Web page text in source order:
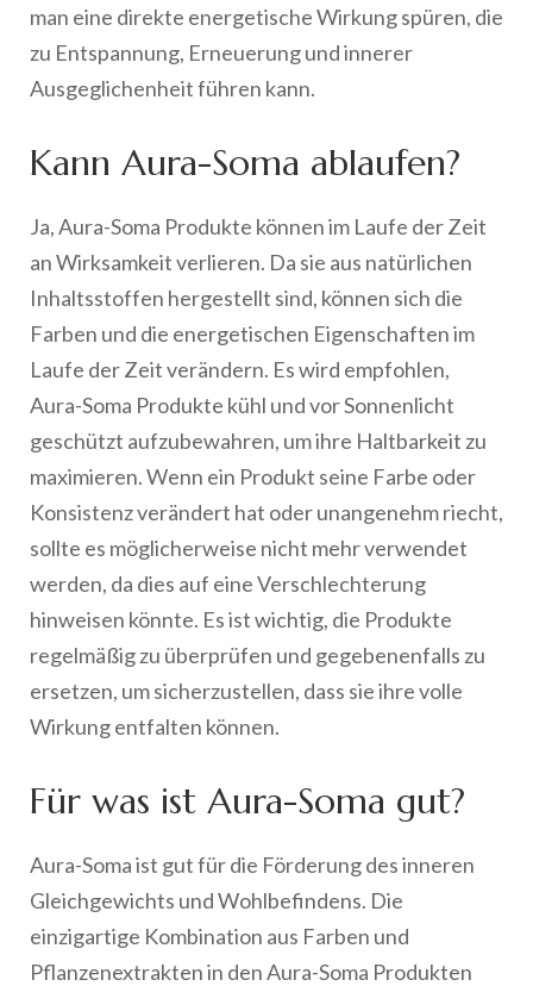
man eine direkte energetische Wirkung spüren, die
zu Entspannung, Erneuerung und innerer
Ausgeglichenheit führen kann.
Kann Aura-Soma ablaufen?
Ja, Aura-Soma Produkte können im Laufe der Zeit
an Wirksamkeit verlieren. Da sie aus natürlichen
Inhaltsstoffen hergestellt sind, können sich die
Farben und die energetischen Eigenschaften im
Laufe der Zeit verändern. Es wird empfohlen,
Aura-Soma Produkte kühl und vor Sonnenlicht
geschützt aufzubewahren, um ihre Haltbarkeit zu
maximieren. Wenn ein Produkt seine Farbe oder
Konsistenz verändert hat oder unangenehm riecht,
sollte es möglicherweise nicht mehr verwendet
werden, da dies auf eine Verschlechterung
hinweisen könnte. Es ist wichtig, die Produkte
regelmäßig zu überprüfen und gegebenenfalls zu
ersetzen, um sicherzustellen, dass sie ihre volle
Wirkung entfalten können.
Für was ist Aura-Soma gut?
Aura-Soma ist gut für die Förderung des inneren
Gleichgewichts und Wohlbefindens. Die
einzigartige Kombination aus Farben und
Pflanzenextrakten in den Aura-Soma Produkten